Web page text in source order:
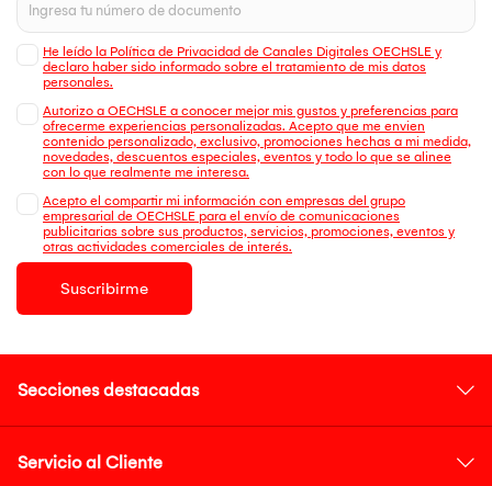
He leído la Política de Privacidad de Canales Digitales OECHSLE y
declaro haber sido informado sobre el tratamiento de mis datos
personales.
Autorizo a OECHSLE a conocer mejor mis gustos y preferencias para
ofrecerme experiencias personalizadas. Acepto que me envien
contenido personalizado, exclusivo, promociones hechas a mi medida,
novedades, descuentos especiales, eventos y todo lo que se alinee
con lo que realmente me interesa.
Acepto el compartir mi información con empresas del grupo
empresarial de OECHSLE para el envío de comunicaciones
publicitarias sobre sus productos, servicios, promociones, eventos y
otras actividades comerciales de interés.
Suscribirme
Secciones destacadas
Servicio al Cliente